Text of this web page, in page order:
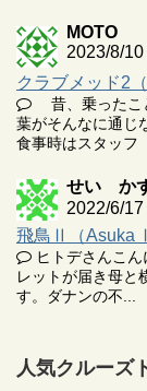
MOTO
2023/8/10
クラブメッド2
昔、乗ったこ
葉がそんなに通じ
食事時はスタッフ
せい か
2022/6/17
飛鳥Ⅱ（Asuka
ヒトデさんこ
レットが届き母と
す。ダナンの不...
人気クルーズ